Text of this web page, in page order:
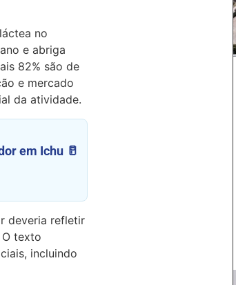
no
e abriga
82% são de
e mercado
da atividade.
em Ichu 🥛
deveria refletir
texto
incluindo